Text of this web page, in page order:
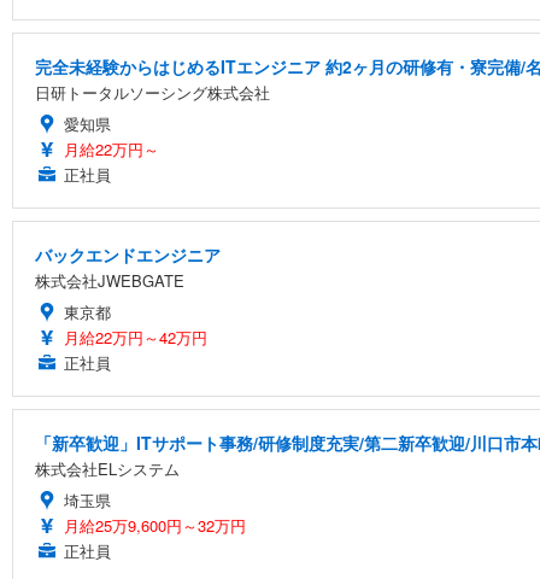
完全未経験からはじめるITエンジニア 約2ヶ月の研修有・寮完備/
日研トータルソーシング株式会社
愛知県
月給22万円～
正社員
バックエンドエンジニア
株式会社JWEBGATE
東京都
月給22万円～42万円
正社員
「新卒歓迎」ITサポート事務/研修制度充実/第二新卒歓迎/川口市
株式会社ELシステム
埼玉県
月給25万9,600円～32万円
正社員